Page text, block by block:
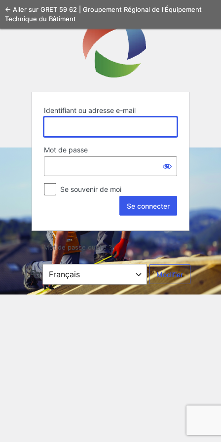
Se
connecter
Identifiant ou adresse e-mail
Mot de passe
Se souvenir de moi
Mot de passe oublié ?
← Aller sur GRET 59 62 | Groupement Régional de l'Équipement
Technique du Bâtiment
Langue